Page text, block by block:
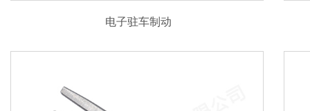
电子驻车制动